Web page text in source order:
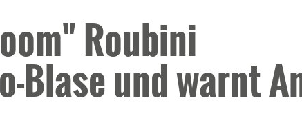
Roubini
Blase und warnt